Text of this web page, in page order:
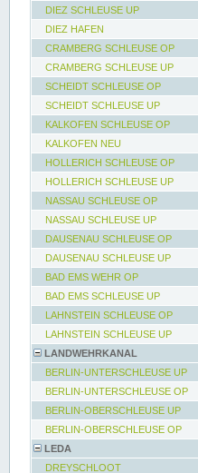
DIEZ SCHLEUSE UP
DIEZ HAFEN
CRAMBERG SCHLEUSE OP
CRAMBERG SCHLEUSE UP
SCHEIDT SCHLEUSE OP
SCHEIDT SCHLEUSE UP
KALKOFEN SCHLEUSE OP
KALKOFEN NEU
HOLLERICH SCHLEUSE OP
HOLLERICH SCHLEUSE UP
NASSAU SCHLEUSE OP
NASSAU SCHLEUSE UP
DAUSENAU SCHLEUSE OP
DAUSENAU SCHLEUSE UP
BAD EMS WEHR OP
BAD EMS SCHLEUSE UP
LAHNSTEIN SCHLEUSE OP
LAHNSTEIN SCHLEUSE UP
LANDWEHRKANAL
BERLIN-UNTERSCHLEUSE UP
BERLIN-UNTERSCHLEUSE OP
BERLIN-OBERSCHLEUSE UP
BERLIN-OBERSCHLEUSE OP
LEDA
DREYSCHLOOT